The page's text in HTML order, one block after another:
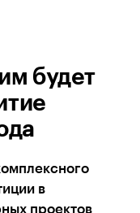
будет
в
проектов